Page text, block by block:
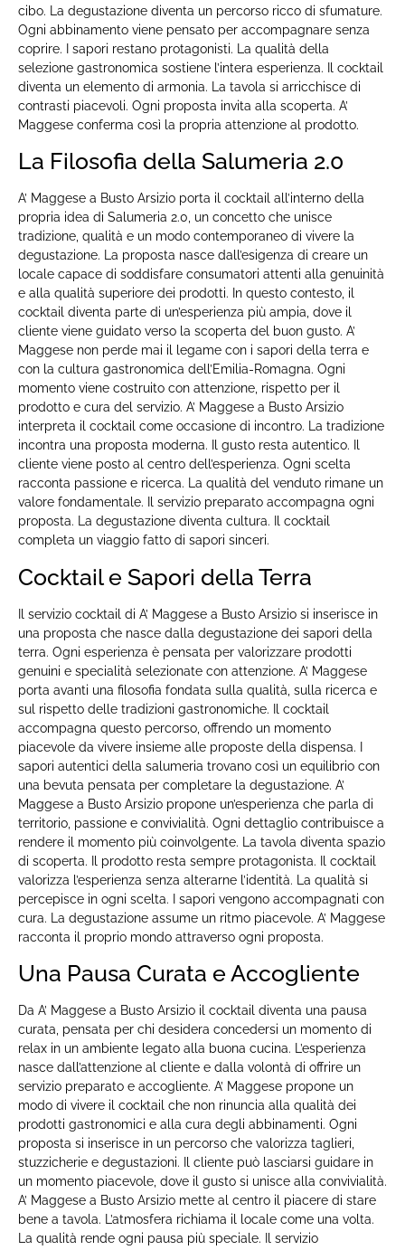
cibo. La degustazione diventa un percorso ricco di sfumature.
Ogni abbinamento viene pensato per accompagnare senza
coprire. I sapori restano protagonisti. La qualità della
selezione gastronomica sostiene l’intera esperienza. Il cocktail
diventa un elemento di armonia. La tavola si arricchisce di
contrasti piacevoli. Ogni proposta invita alla scoperta. A’
Maggese conferma così la propria attenzione al prodotto.
La Filosofia della Salumeria 2.0
A’ Maggese a Busto Arsizio porta il cocktail all’interno della
propria idea di Salumeria 2.0, un concetto che unisce
tradizione, qualità e un modo contemporaneo di vivere la
degustazione. La proposta nasce dall’esigenza di creare un
locale capace di soddisfare consumatori attenti alla genuinità
e alla qualità superiore dei prodotti. In questo contesto, il
cocktail diventa parte di un’esperienza più ampia, dove il
cliente viene guidato verso la scoperta del buon gusto. A’
Maggese non perde mai il legame con i sapori della terra e
con la cultura gastronomica dell’Emilia-Romagna. Ogni
momento viene costruito con attenzione, rispetto per il
prodotto e cura del servizio. A’ Maggese a Busto Arsizio
interpreta il cocktail come occasione di incontro. La tradizione
incontra una proposta moderna. Il gusto resta autentico. Il
cliente viene posto al centro dell’esperienza. Ogni scelta
racconta passione e ricerca. La qualità del venduto rimane un
valore fondamentale. Il servizio preparato accompagna ogni
proposta. La degustazione diventa cultura. Il cocktail
completa un viaggio fatto di sapori sinceri.
Cocktail e Sapori della Terra
Il servizio cocktail di A’ Maggese a Busto Arsizio si inserisce in
una proposta che nasce dalla degustazione dei sapori della
terra. Ogni esperienza è pensata per valorizzare prodotti
genuini e specialità selezionate con attenzione. A’ Maggese
porta avanti una filosofia fondata sulla qualità, sulla ricerca e
sul rispetto delle tradizioni gastronomiche. Il cocktail
accompagna questo percorso, offrendo un momento
piacevole da vivere insieme alle proposte della dispensa. I
sapori autentici della salumeria trovano così un equilibrio con
una bevuta pensata per completare la degustazione. A’
Maggese a Busto Arsizio propone un’esperienza che parla di
territorio, passione e convivialità. Ogni dettaglio contribuisce a
rendere il momento più coinvolgente. La tavola diventa spazio
di scoperta. Il prodotto resta sempre protagonista. Il cocktail
valorizza l’esperienza senza alterarne l’identità. La qualità si
percepisce in ogni scelta. I sapori vengono accompagnati con
cura. La degustazione assume un ritmo piacevole. A’ Maggese
racconta il proprio mondo attraverso ogni proposta.
Una Pausa Curata e Accogliente
Da A’ Maggese a Busto Arsizio il cocktail diventa una pausa
curata, pensata per chi desidera concedersi un momento di
relax in un ambiente legato alla buona cucina. L’esperienza
nasce dall’attenzione al cliente e dalla volontà di offrire un
servizio preparato e accogliente. A’ Maggese propone un
modo di vivere il cocktail che non rinuncia alla qualità dei
prodotti gastronomici e alla cura degli abbinamenti. Ogni
proposta si inserisce in un percorso che valorizza taglieri,
stuzzicherie e degustazioni. Il cliente può lasciarsi guidare in
un momento piacevole, dove il gusto si unisce alla convivialità.
A’ Maggese a Busto Arsizio mette al centro il piacere di stare
bene a tavola. L’atmosfera richiama il locale come una volta.
La qualità rende ogni pausa più speciale. Il servizio